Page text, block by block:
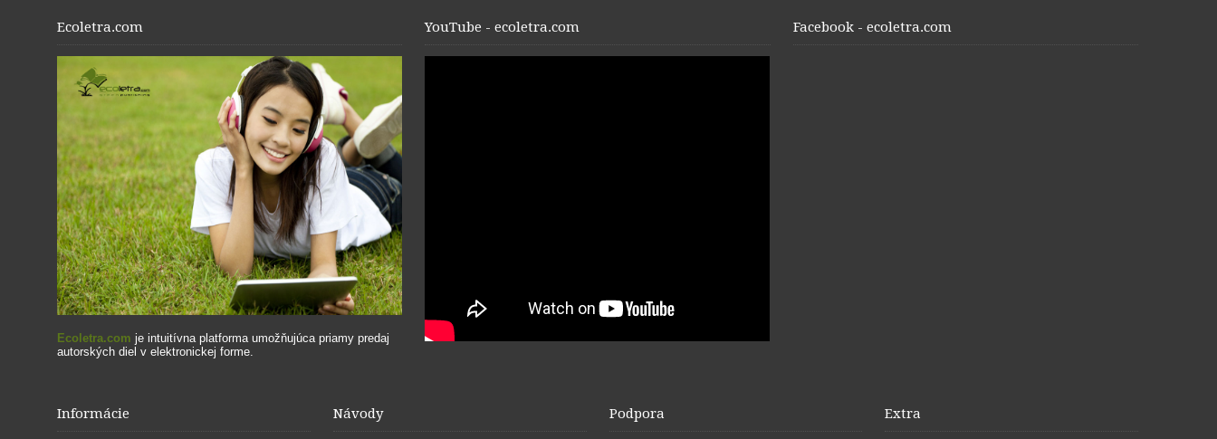
Ecoletra.com
Ecoletra.com je intuitívna platforma umožňujúca priamy predaj
autorských diel v elektronickej forme.
YouTube - ecoletra.com Facebook - ecoletra.com
Informácie Návody Podpora Extra